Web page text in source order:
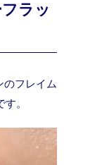
ラッ
のフレイム
。